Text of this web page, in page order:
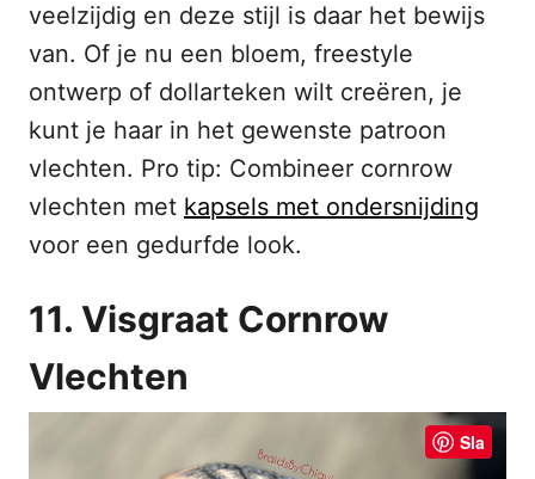
veelzijdig en deze stijl is daar het bewijs
van. Of je nu een bloem, freestyle
ontwerp of dollarteken wilt creëren, je
kunt je haar in het gewenste patroon
vlechten. Pro tip: Combineer cornrow
vlechten met kapsels met ondersnijding
voor een gedurfde look.
11. Visgraat Cornrow
Vlechten
Sla